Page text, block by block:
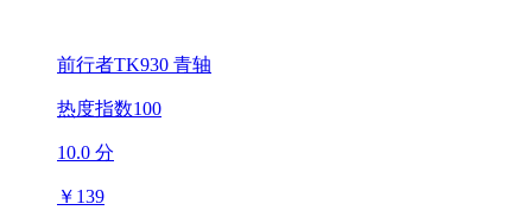
前行者TK930 青轴
热度指数100
10.0 分
￥ 139